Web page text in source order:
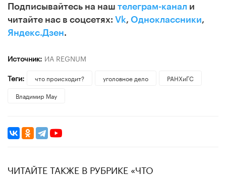
Подписывайтесь на наш телеграм-канал и
читайте нас в соцсетях: Vk, Одноклассники,
Яндекс.Дзен.
Источник: ИА REGNUM
Теги:
что происходит? уголовное дело
РАНХиГС
Владимир Мау
ЧИТАЙТЕ ТАКЖЕ В РУБРИКЕ «ЧТО